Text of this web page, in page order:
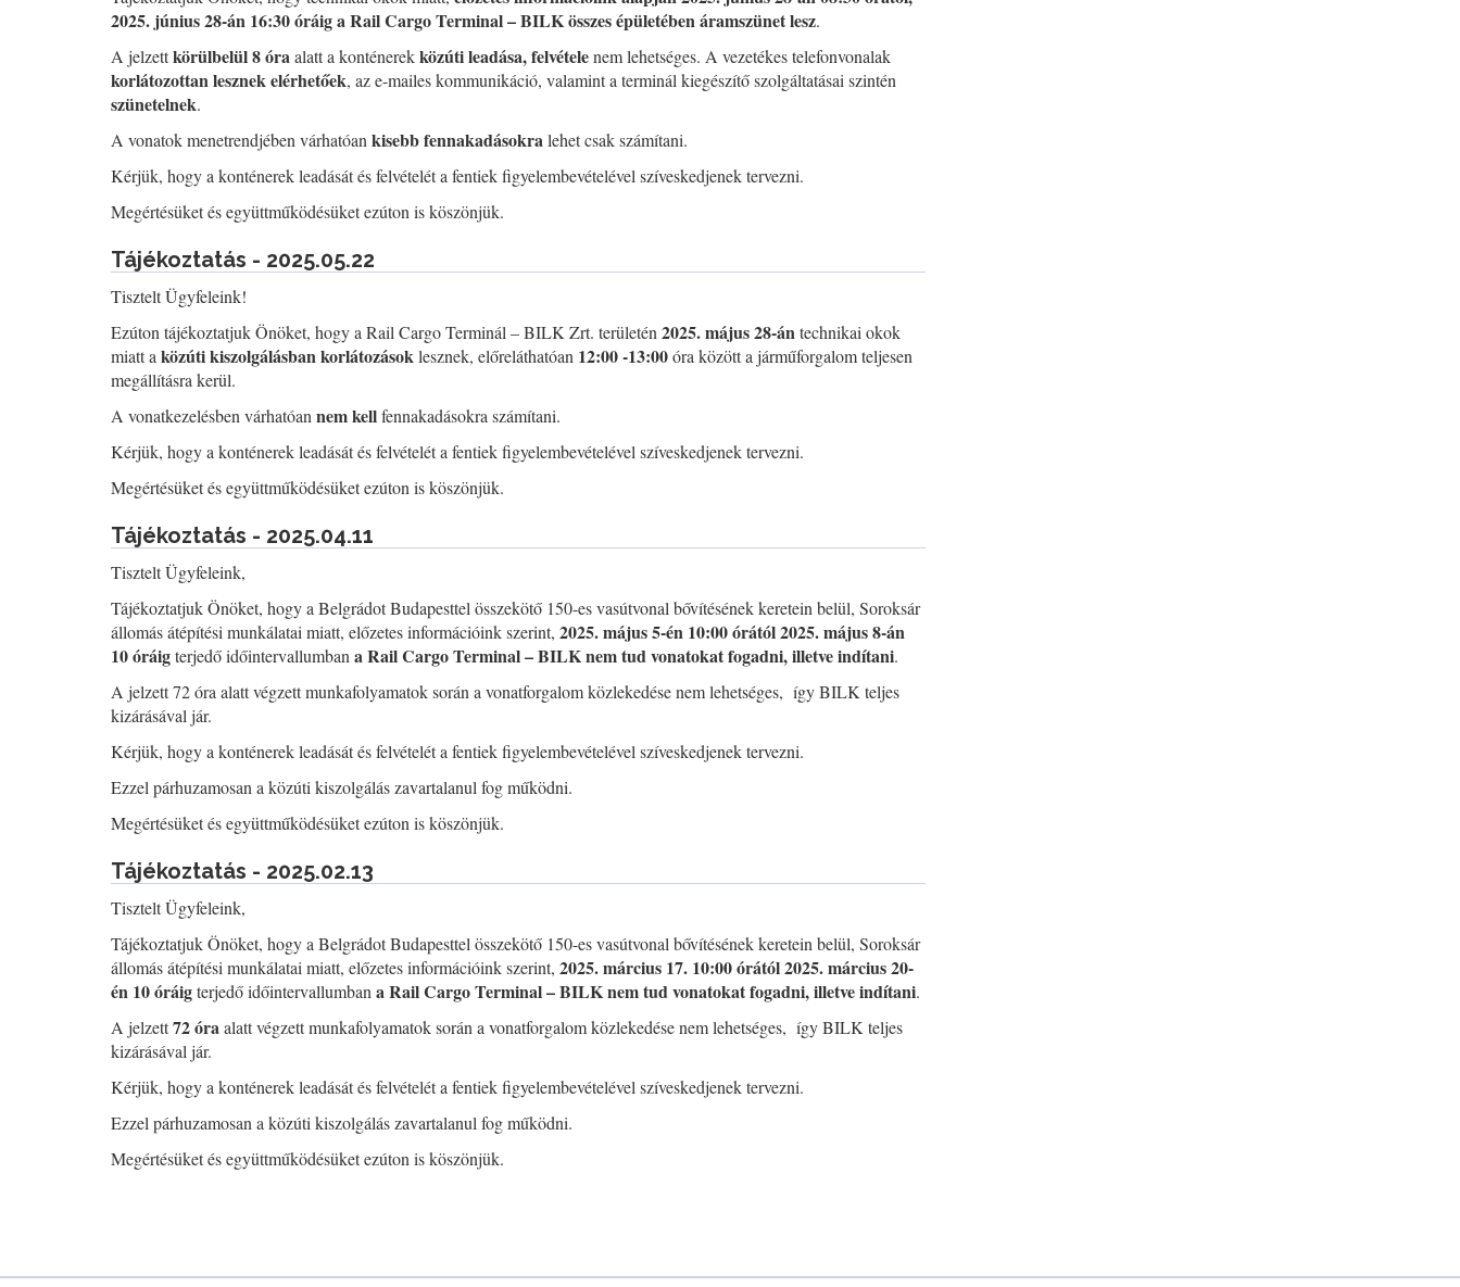
2025. június 28-án 16:30 óráig a Rail Cargo Terminal – BILK összes épületében áramszünet lesz.
A jelzettkörülbelül 8 óraalatt a konténerekközúti leadása, felvételenem lehetséges. A vezetékes telefonvonalak
korlátozottan lesznek elérhetőek, az e-mailes kommunikáció, valamint a terminál kiegészítő szolgáltatásai szintén
szünetelnek.
A vonatok menetrendjében várhatóan kisebb fennakadásokralehet csak számítani.
Kérjük, hogy a konténerek leadását és felvételét a fentiek figyelembevételével szíveskedjenek tervezni.
Megértésüket és együttműködésüket ezúton is köszönjük.
Tájékoztatás - 2025.05.22
Tisztelt Ügyfeleink!
Ezúton tájékoztatjuk Önöket, hogy a Rail Cargo Terminál – BILK Zrt. területén 2025. május 28-ántechnikai okok
miatt a közúti kiszolgálásban korlátozásoklesznek, előreláthatóan 12:00 -13:00óra között a járműforgalom teljesen
megállításra kerül.
A vonatkezelésben várhatóan nem kellfennakadásokra számítani.
Kérjük, hogy a konténerek leadását és felvételét a fentiek figyelembevételével szíveskedjenek tervezni.
Megértésüket és együttműködésüket ezúton is köszönjük.
Tájékoztatás - 2025.04.11
Tisztelt Ügyfeleink,
Tájékoztatjuk Önöket, hogy a Belgrádot Budapesttel összekötő 150-es vasútvonal bővítésének keretein belül, Soroksár
állomás átépítési munkálatai miatt, előzetes információink szerint, 2025. május 5-én 10:00 órától 2025. május 8-án
10 óráigterjedő időintervallumban a Rail Cargo Terminal – BILK nem tud vonatokat fogadni, illetve indítani.
A jelzett 72 óra alatt végzett munkafolyamatok során a vonatforgalom közlekedése nem lehetséges, így BILK teljes
kizárásával jár.
Kérjük, hogy a konténerek leadását és felvételét a fentiek figyelembevételével szíveskedjenek tervezni.
Ezzel párhuzamosan a közúti kiszolgálás zavartalanul fog működni.
Megértésüket és együttműködésüket ezúton is köszönjük.
Tájékoztatás - 2025.02.13
Tisztelt Ügyfeleink,
Tájékoztatjuk Önöket, hogy a Belgrádot Budapesttel összekötő 150-es vasútvonal bővítésének keretein belül, Soroksár
állomás átépítési munkálatai miatt, előzetes információink szerint, 2025. március 17. 10:00 órától 2025. március 20-
én 10 óráigterjedő időintervallumban a Rail Cargo Terminal – BILK nem tud vonatokat fogadni, illetve indítani.
A jelzett72 óraalatt végzett munkafolyamatok során a vonatforgalom közlekedése nem lehetséges, így BILK teljes
kizárásával jár.
Kérjük, hogy a konténerek leadását és felvételét a fentiek figyelembevételével szíveskedjenek tervezni.
Ezzel párhuzamosan a közúti kiszolgálás zavartalanul fog működni.
Megértésüket és együttműködésüket ezúton is köszönjük.